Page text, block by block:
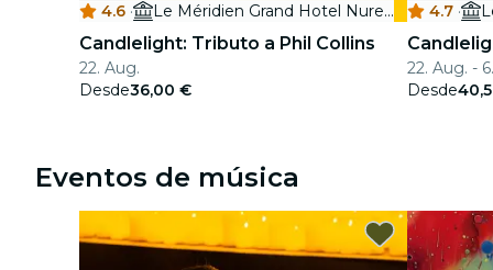
4.6 · Le Méridien Grand Hotel Nuremberg
Candlelight: Tributo a Phil Collins
22. Aug.
Desde36,00 €
4.7 ·
22. Aug. -
Desde
Eventos de música